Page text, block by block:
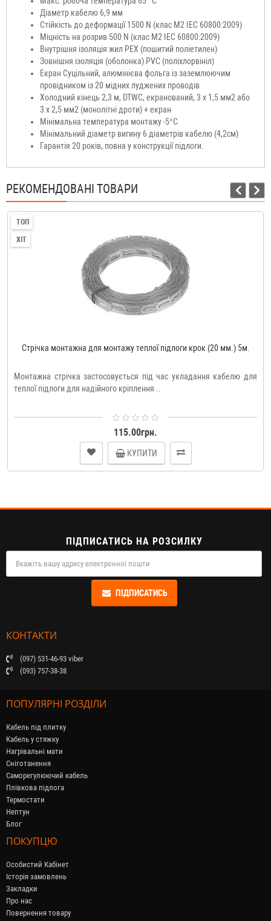
Діаметр кабелю 6,9 мм
Стійкість до деформації 1500 N (клас М2 IEC 60800:2009)
Міцність на розрив 500 N (клас М2 IEC 60800:2009)
Внутрішня ізоляція жил PEX (пошитий поліетилен)
Зовнішня ізоляція (оболонка) PVC (поліхлорвініл)
Екран Суцільний, алюмінієва фольга із заземлюючим
провідником із 20 мідних луджених проводів
Холодний кінець 2,3 м, DTWC, екранований, 3 х 1,5 мм2 або
3 х 2,5 мм2 (монолітні дроти) + екран
Мінімальна температура монтажу -5°C
Мінімальний діаметр вигину 6 діаметрів кабелю (4,2см)
Гарантія 20 років, повна у конструкції підлоги.
РЕКОМЕНДОВАНІ ТОВАРИ
ТОП
ХІТ
Стрічка монтажна для монтажу теплої підлоги крок (20 мм.) 5м.
Монтажна стрічка застосовується під час укладання кабелю для
теплої підлоги для надійного кріплення ..
115.00грн.
КУПИТИ
ПІДПИСАТИСЬ НА РОЗСИЛКУ
ПІДПИСАТИСЬ
КОНТАКТИ
(097) 531-46-93 viber
(093) 757-38-38
ПОПУЛЯРНІ РОЗДІЛИ
Кабель під плитку
Кабель у стяжку
Нагрівальні мати
Сніготанення
Саморегулюючий кабель
Плівкова підлога
Термостати
Нептун
Блог
ПОКУПЦЮ
Особистий Кабінет
Історія замовлень
Закладки
Про нас
Повернення товару